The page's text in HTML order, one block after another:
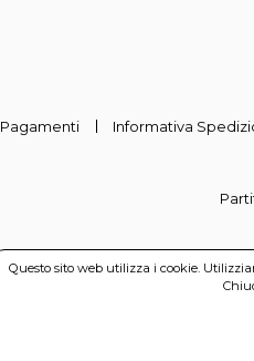
Pagamenti Informativa
Questo sito web utilizza i cookie.